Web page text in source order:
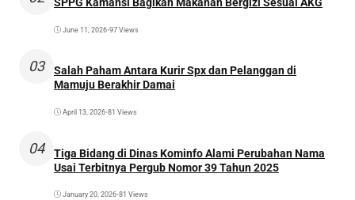
June 11, 2026•97 Views
03
Salah Paham Antara Kurir Spx dan Pelanggan di
Mamuju Berakhir Damai
April 13, 2026•81 Views
04
Tiga Bidang di Dinas Kominfo Alami Perubahan Nama
Usai Terbitnya Pergub Nomor 39 Tahun 2025
January 20, 2026•81 Views